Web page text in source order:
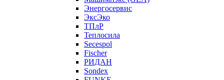
Энергосервис
ЭксЭко
ТПлР
Теплосила
Secespol
Fischer
РИДАН
Sondex